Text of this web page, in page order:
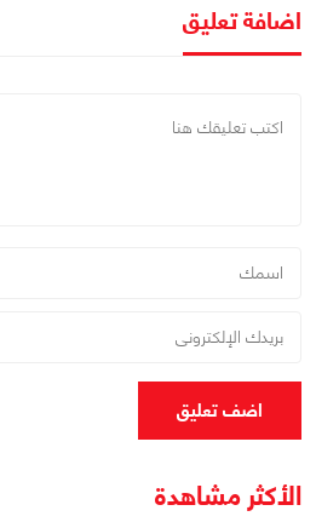
اضافة تعليق
اضف تعليق
الأكثر مشاهدة